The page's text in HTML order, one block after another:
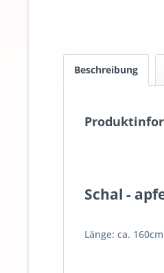
Beschreibung
Schal -
Länge: ca. 160cm